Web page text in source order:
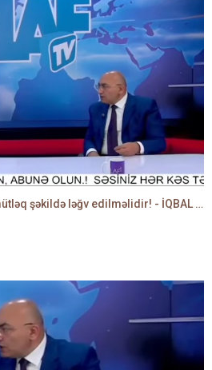
Qaza, işığa qoyulan limit mütləq şəkildə ləğv edilməlidir! - İQBAL AĞAZADƏ